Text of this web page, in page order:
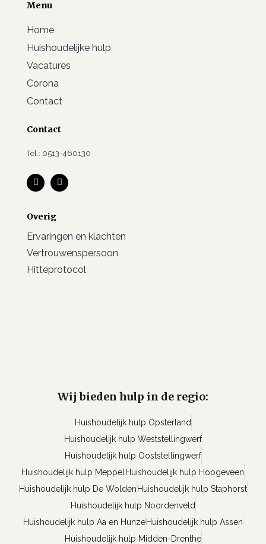
Menu
Home
Huishoudelijke hulp
Vacatures
Corona
Contact
Contact
Tel.: 0513-460130
Overig
Ervaringen en klachten
Vertrouwenspersoon
Hitteprotocol
Wij bieden hulp in de regio:
Huishoudelijk hulp Opsterland
Huishoudelijk hulp Weststellingwerf
Huishoudelijk hulp Ooststellingwerf
Huishoudelijk hulp Meppel Huishoudelijk hulp Hoogeveen
Huishoudelijk hulp De Wolden Huishoudelijk hulp Staphorst
Huishoudelijk hulp Noordenveld
Huishoudelijk hulp Aa en Hunze Huishoudelijk hulp Assen
Huishoudelijk hulp Midden-Drenthe